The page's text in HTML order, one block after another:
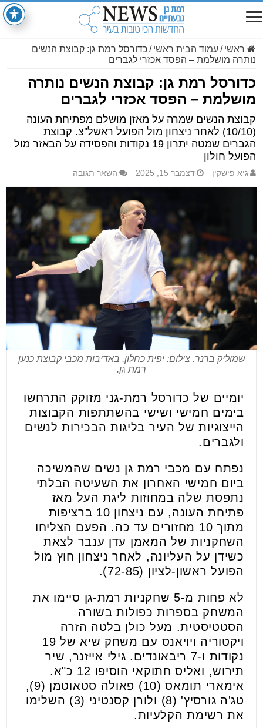
ראשי /עמוד הבית ראשי /כדורסל רמת גן: קבוצת הנשים
נותרה מושלמת – הפסד אכזרי לגברים
כדורסל רמת גן: קבוצת הנשים נותרה
מושלמת – הפסד אכזרי לגברים
קבוצת הנשים שמרה על מאזן מושלם מפתיחת העונה
(10/10) לאחר ניצחון מול הפועל ראשל''צ. קבוצת
הגברים שמטה יתרון 19 נקודות והפסידה על הבאזר מול
הפועל חולון
גיא פישקין דצמבר 15, 2025 השאר תגובה
שמוליק ברנר. צילום: יפית כחלון, באדיבות מכבי קבוצת כנען
רמת גן.
יומיים של כדורסל רמת-גני מזוקק התרחשו
בימים חמישי ושישי בהשתתפות הקבוצות
הייצוגיות של העיר בליגות הבכירות לנשים
ולגברים.
נפתח עם מכבי רמת גן נשים שהמשיכה
ביום חמישי האחרון את השעיטה הבלתי
נתפסת שלה במחוזות ליגת העל מאז
פתיחת העונה, עם ניצחון 10 ברציפות
מתוך 10 מחזורים עד כה. הפעם הצליחו
השחקניות של המאמן עדן ענבר לצאת
כשידן על העליונה, לאחר ניצחון חוץ מול
הפועל ראשון-לציון (72-85).
לא פחות מ-5 שחקניות רמת-גן סיימו את
המשחק בספרות כפולות בשורה
הסטטיסטית. מעל כולן בלטה הזרה
ויקטוריה ויויאנס עם משחק שיא של 19
נקודות ו-7 ריבאונדים. גילי אייזנר, שיר
תירוש, ואליס חתוקאי הוסיפו 12 כ"א.
אימארי תומאס (10) פאולה סטאוטמן (9),
טג'ה גורסיץ' (8) ולורן קסנטיני (3) השלימו
את רשימת הקלעיות.